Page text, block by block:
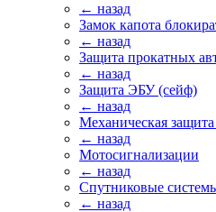
← назад
Замок капота
← назад
Защита прокатных
← назад
Защита ЭБУ (сейф)
← назад
Механическая
← назад
Мотосигнализации
← назад
Спутниковые
← назад